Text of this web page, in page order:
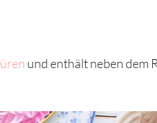
und enthält neben dem